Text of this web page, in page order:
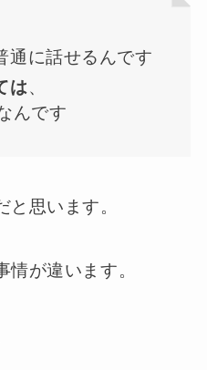
通に話せるんです
は、
んです
と思います。
が違います。